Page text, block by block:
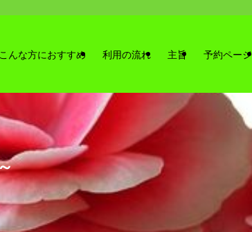
こんな方におすすめ 利用の流れ 主旨 予約ページ